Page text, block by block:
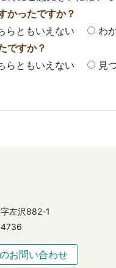
かったですか？
らともいえない
わ
ですか？
らともいえない 見
左沢882-1
お問い合わせ